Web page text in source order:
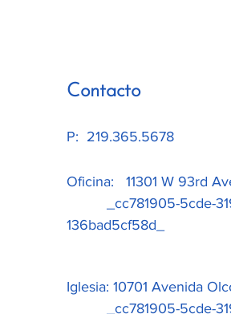
Contacto
P: 219.365.5678
Oficina: 11301 W 93rd
_cc781905-5cde-
136bad5cf58d_
Iglesia: 10701 Avenida
_cc781905-5cde-